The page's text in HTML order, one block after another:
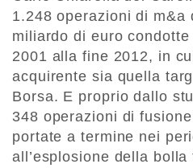
1.248 operazioni di m&a
miliardo di euro condotte
2001 alla fine 2012, in
acquirente sia quella
Borsa. E proprio dallo
348 operazioni di
portate a termine nei
all’esplosione della